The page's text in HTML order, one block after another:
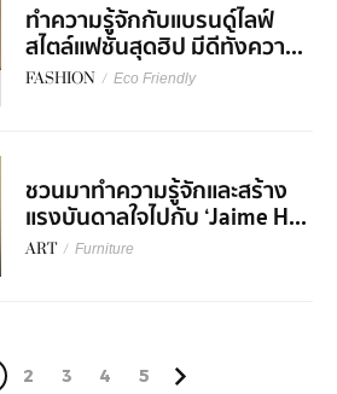
ทำความรู้จักกับแบรนด์ไลฟ์
สไตล์แฟชั่นสุดฮิป มีดีทั้งควา...
FASHION / Eco Friendly
ชวนมาทำความรู้จักและสร้าง
แรงบันดาลใจไปกับ ‘Jaime H...
ART / Furniture
2 3 4 5